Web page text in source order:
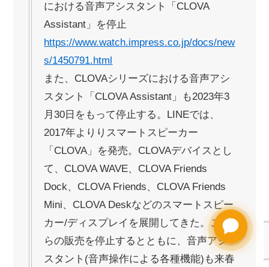
における音声アシスタント「CLOVA
Assistant」を停止
https://www.watch.impress.co.jp/docs/new
s/1450791.html
また、CLOVAシリーズにおける音声アシ
スタント「CLOVA Assistant」も2023年3
月30日をもって停止する。LINEでは、
2017年よりりスマートスピーカー
「CLOVA」を発売。CLOVAデバイスとし
て、CLOVA WAVE、CLOVA Friends
Dock、CLOVA Friends、CLOVA Friends
Mini、CLOVA Deskなどのスマートスピー
カー/ディスプレイを展開してきた。これ
らの販売を停止するとともに、音声アシ
スタント(音声操作による各種機能)も来春